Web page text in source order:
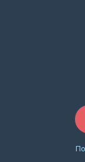
филиалов,
каждого
отобрать
фильтре,